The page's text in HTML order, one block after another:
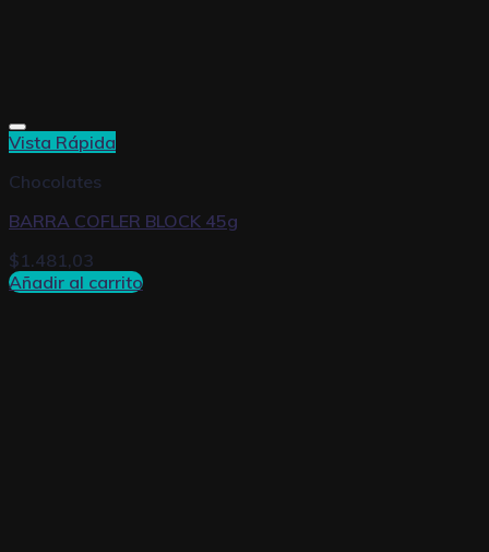
Vista Rápida
Chocolates
BARRA COFLER BLOCK 45g
$1.481,03
Añadir al carrito